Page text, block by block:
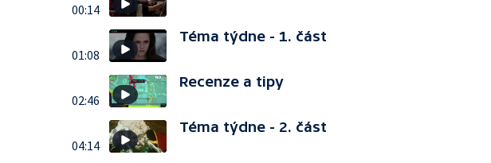
00:14
01:08
Téma týdne - 1. část
02:46
Recenze a tipy
04:14
Téma týdne - 2. část